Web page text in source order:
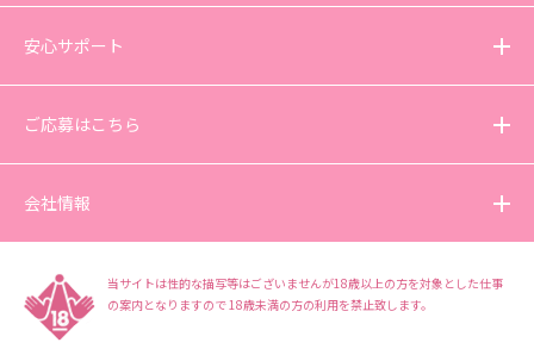
安心サポート
ご応募はこちら
会社情報
当サイトは性的な描写等はございませんが18歳以上の方を対象とした仕事
の案内となりますので18歳未満の方の利用を禁止致します。